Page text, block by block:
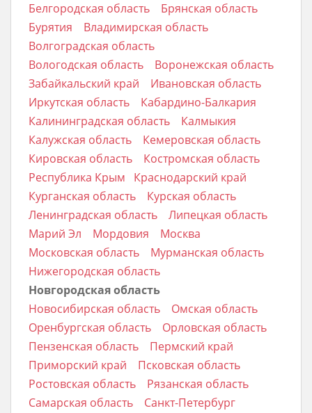
Белгородская область
Брянская область
Бурятия
Владимирская область
Волгоградская область
Вологодская область
Воронежская область
Забайкальский край
Ивановская область
Иркутская область
Кабардино-Балкария
Калининградская область
Калмыкия
Калужская область
Кемеровская область
Кировская область
Костромская область
Республика Крым
Краснодарский край
Курганская область
Курская область
Ленинградская область
Липецкая область
Марий Эл
Мордовия
Москва
Московская область
Мурманская область
Нижегородская область
Новгородская область
Новосибирская область
Омская область
Оренбургская область
Орловская область
Пензенская область
Пермский край
Приморский край
Псковская область
Ростовская область
Рязанская область
Самарская область
Санкт-Петербург